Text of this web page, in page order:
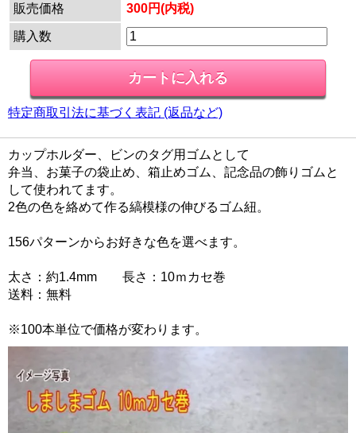
販売価格
300円(内税)
購入数
特定商取引法に基づく表記 (返品など)
カップホルダー、ビンのタグ用ゴムとして
弁当、お菓子の袋止め、箱止めゴム、記念品の飾りゴムと
して使われてます。
2色の色を絡めて作る縞模様の伸びるゴム紐。
156パターンからお好きな色を選べます。
太さ：約1.4mm 長さ：10ｍカセ巻
送料：無料
※100本単位で価格が変わります。